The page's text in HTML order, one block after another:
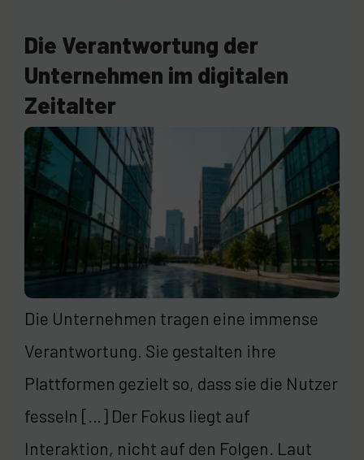
Die Verantwortung der
Unternehmen im digitalen
Zeitalter
Die Unternehmen tragen eine immense
Verantwortung. Sie gestalten ihre
Plattformen gezielt so, dass sie die Nutzer
fesseln […] Der Fokus liegt auf
Interaktion, nicht auf den Folgen. Laut